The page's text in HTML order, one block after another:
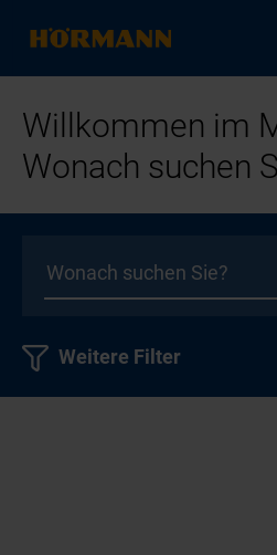
Willkommen im
Wonach suchen
Weitere Filter